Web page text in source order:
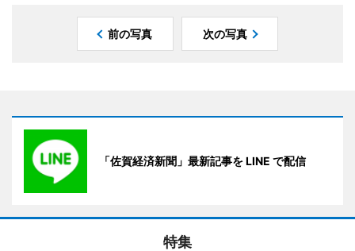
前の写真 次の写真
「佐賀経済新聞」最新記事を LINE で配信
特集